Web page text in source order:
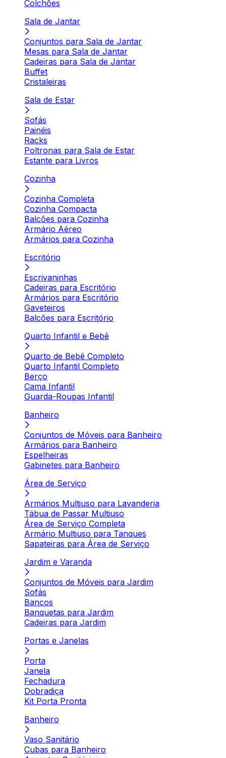
Colchões
Sala de Jantar
Conjuntos para Sala de Jantar
Mesas para Sala de Jantar
Cadeiras para Sala de Jantar
Buffet
Cristaleiras
Sala de Estar
Sofás
Painéis
Racks
Poltronas para Sala de Estar
Estante para Livros
Cozinha
Cozinha Completa
Cozinha Compacta
Balcões para Cozinha
Armário Aéreo
Armários para Cozinha
Escritório
Escrivaninhas
Cadeiras para Escritório
Armários para Escritório
Gaveteiros
Balcões para Escritório
Quarto Infantil e Bebê
Quarto de Bebê Completo
Quarto Infantil Completo
Berço
Cama Infantil
Guarda-Roupas Infantil
Banheiro
Conjuntos de Móveis para Banheiro
Armários para Banheiro
Espelheiras
Gabinetes para Banheiro
Área de Serviço
Armários Multiuso para Lavanderia
Tábua de Passar Multiuso
Área de Serviço Completa
Armário Multiuso para Tanques
Sapateiras para Área de Serviço
Jardim e Varanda
Conjuntos de Móveis para Jardim
Sofás
Bancos
Banquetas para Jardim
Cadeiras para Jardim
Portas e Janelas
Porta
Janela
Fechadura
Dobradiça
Kit Porta Pronta
Banheiro
Vaso Sanitário
Cubas para Banheiro